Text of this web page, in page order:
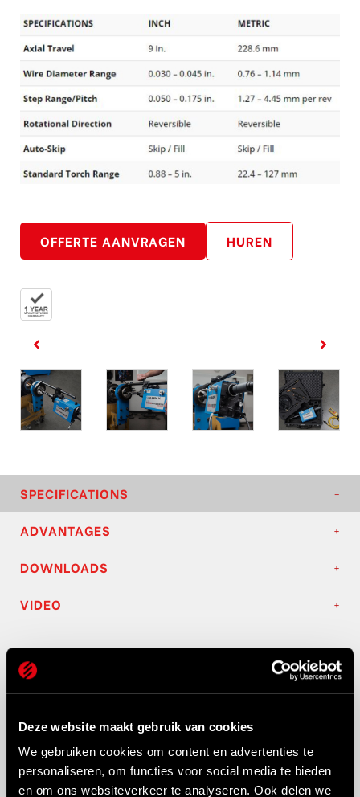
Deze website maakt gebruik van cookies
We gebruiken cookies om content en advertenties te
personaliseren, om functies voor social media te bieden
en om ons websiteverkeer te analyseren. Ook delen we
OFFERTE AANVRAGEN HUREN
SPECIFICATIONS
ADVANTAGES
DOWNLOADS
VIDEO
Axial Travel:
Wire Diameter Range:
0.030 – 0.045 inches
Step Range/Pitch:Step Range: 0.050 – 0.175
inches (1.27 – 4.45 mm) per rev
Rotational Direction:Reversible